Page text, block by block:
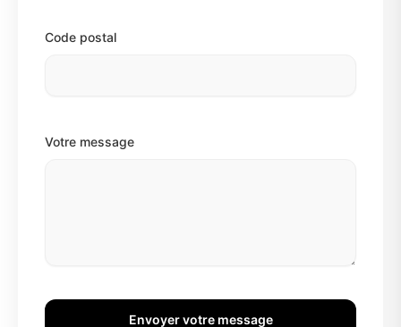
Code postal
Votre message
Envoyer votre message